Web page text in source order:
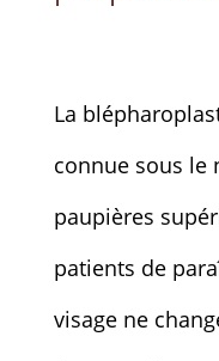
La
connue sous le
paupières
patients de
visage ne